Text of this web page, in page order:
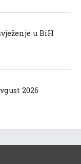
u BiH
2026